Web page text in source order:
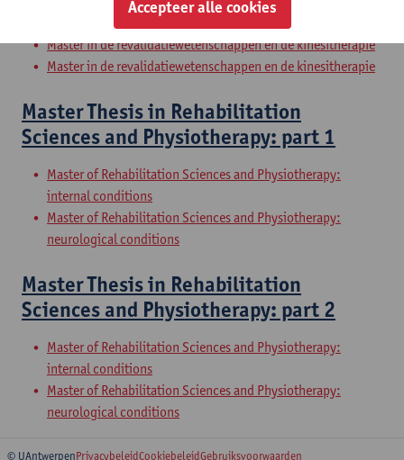
Master in de revalidatiewetenschappen en de kinesitherapie
Master in de revalidatiewetenschappen en de kinesitherapie
Master in de revalidatiewetenschappen en de kinesitherapie
Master Thesis in Rehabilitation
Sciences and Physiotherapy: part 1
Master of Rehabilitation Sciences and Physiotherapy:
internal conditions
Master of Rehabilitation Sciences and Physiotherapy:
neurological conditions
Master Thesis in Rehabilitation
Sciences and Physiotherapy: part 2
Master of Rehabilitation Sciences and Physiotherapy:
internal conditions
Master of Rehabilitation Sciences and Physiotherapy:
neurological conditions
© UAntwerpenPrivacybeleidCookiebeleidGebruiksvoorwaarden
Accepteer alle cookies